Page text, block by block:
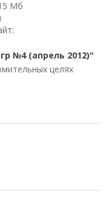
Мб
№4 (апрель 2012)"
целях